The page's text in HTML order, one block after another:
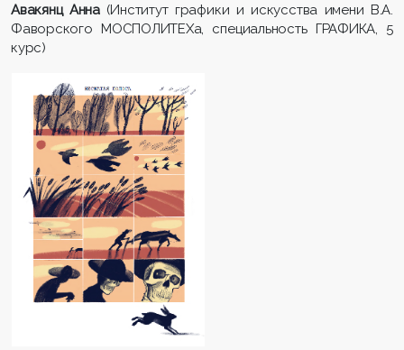
Авакянц Анна (Институт графики и искусства имени В.А.
Фаворского МОСПОЛИТЕХа, специальность ГРАФИКА, 5
курс)